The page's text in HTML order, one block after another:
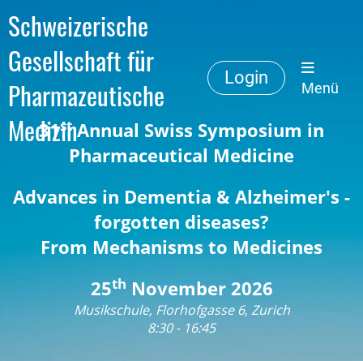
Schweizerische
Gesellschaft für
Pharmazeutische
Medizin
Login
Menü
31stAnnual Swiss Symposium in
Pharmaceutical Medicine
Advances in Dementia & Alzheimer's -
forgotten diseases?
From Mechanisms to Medicines
25th November 2026
Musikschule, Florhofgasse 6, Zurich
8:30 - 16:45